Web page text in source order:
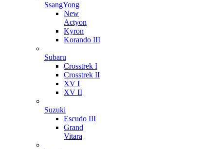
SsangYong
New
Actyon
Kyron
Korando III
Subaru
Crosstrek I
Crosstrek II
XV I
XV II
Suzuki
Escudo III
Grand
Vitara